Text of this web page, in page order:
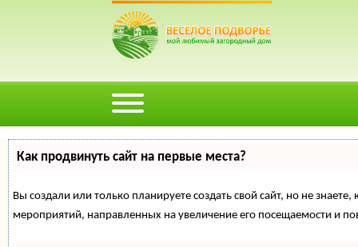
Как продвинуть сайт на первые места?
Вы создали или только планируете создать свой сайт, но не
мероприятий, направленных на увеличение его посещаемости и